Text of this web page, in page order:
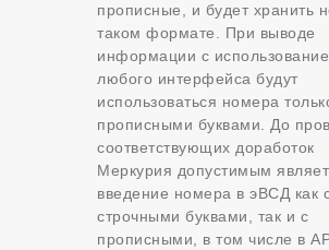
прописные, и будет хранить
таком формате. При выводе
информации с
любого интерфейса будут
использоваться номера
прописными буквами. До
соответствующих доработок
Меркурия допустимым
введение номера в эВСД как
строчными буквами, так и с
прописными, в том числе в